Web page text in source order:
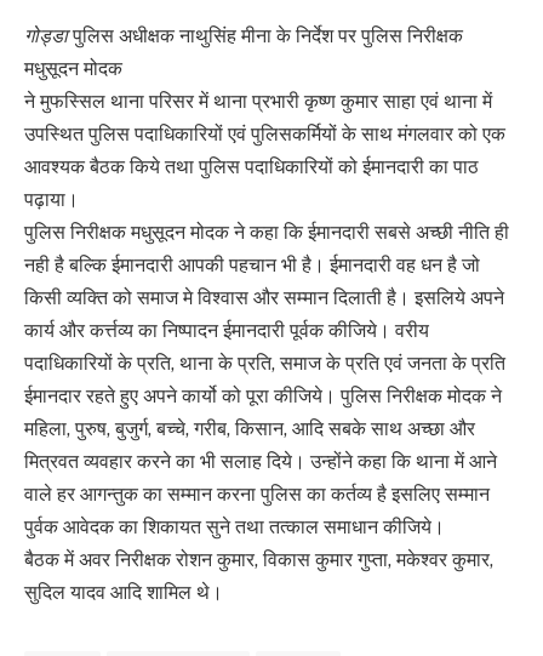
गोड्डापुलिस अधीक्षक नाथुसिंह मीना के निर्देश पर पुलिस निरीक्षक
मधुसूदन मोदक
ने मुफस्सिल थाना परिसर में थाना प्रभारी कृष्ण कुमार साहा एवं थाना में
उपस्थित पुलिस पदाधिकारियों एवं पुलिसकर्मियों के साथ मंगलवार को एक
आवश्यक बैठक किये तथा पुलिस पदाधिकारियों को ईमानदारी का पाठ
पढ़ाया।
पुलिस निरीक्षक मधुसूदन मोदक ने कहा कि ईमानदारी सबसे अच्छी नीति ही
नही है बल्कि ईमानदारी आपकी पहचान भी है। ईमानदारी वह धन है जो
किसी व्यक्ति को समाज मे विश्वास और सम्मान दिलाती है। इसलिये अपने
कार्य और कर्त्तव्य का निष्पादन ईमानदारी पूर्वक कीजिये। वरीय
पदाधिकारियों के प्रति, थाना के प्रति, समाज के प्रति एवं जनता के प्रति
ईमानदार रहते हुए अपने कार्यो को पूरा कीजिये। पुलिस निरीक्षक मोदक ने
महिला, पुरुष, बुजुर्ग, बच्चे, गरीब, किसान, आदि सबके साथ अच्छा और
मित्रवत व्यवहार करने का भी सलाह दिये। उन्होंने कहा कि थाना में आने
वाले हर आगन्तुक का सम्मान करना पुलिस का कर्तव्य है इसलिए सम्मान
पुर्वक आवेदक का शिकायत सुने तथा तत्काल समाधान कीजिये।
बैठक में अवर निरीक्षक रोशन कुमार, विकास कुमार गुप्ता, मकेश्वर कुमार,
सुदिल यादव आदि शामिल थे।